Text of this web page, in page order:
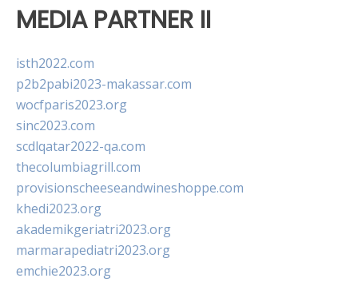
MEDIA PARTNER II
isth2022.com
p2b2pabi2023-makassar.com
wocfparis2023.org
sinc2023.com
scdlqatar2022-qa.com
thecolumbiagrill.com
provisionscheeseandwineshoppe.com
khedi2023.org
akademikgeriatri2023.org
marmarapediatri2023.org
emchie2023.org